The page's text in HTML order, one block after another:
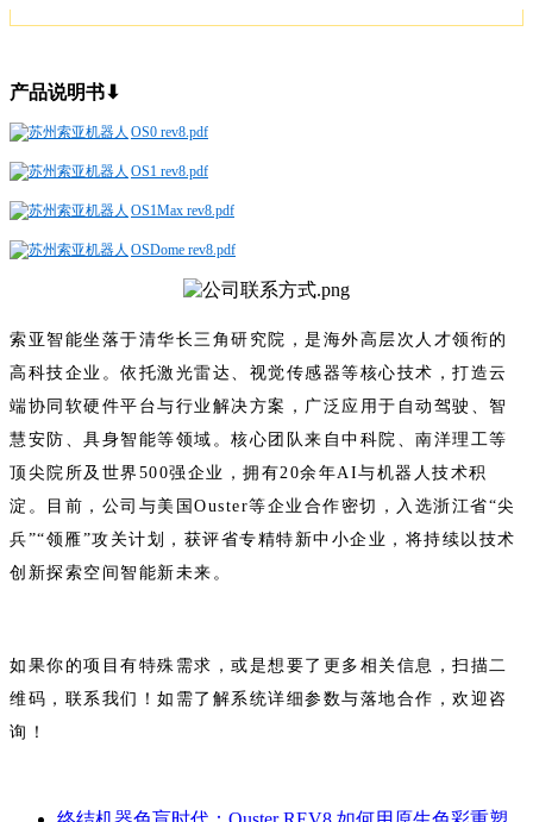
产品说明书⬇
OS0 rev8.pdf
OS1 rev8.pdf
OS1Max rev8.pdf
OSDome rev8.pdf
索亚智能坐落于清华长三角研究院，是海外高层次人才领衔的
高科技企业。依托激光雷达、视觉传感器等核心技术，打造云
端协同软硬件平台与行业解决方案，广泛应用于自动驾驶、智
慧安防、具身智能等领域。核心团队来自中科院、南洋理工等
顶尖院所及世界500强企业，拥有20余年AI与机器人技术积
淀。目前，公司与美国Ouster等企业合作密切，入选浙江省“尖
兵”“领雁”攻关计划，获评省专精特新中小企业，将持续以技术
创新探索空间智能新未来。
如果你的项目有特殊需求，或是想要了更多相关信息，扫描二
维码，联系我们！如需了解系统详细参数与落地合作，欢迎咨
询！